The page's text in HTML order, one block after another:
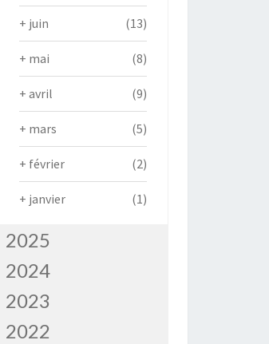
+ juin (13)
+ mai (8)
+ avril (9)
+ mars (5)
+ février (2)
+ janvier (1)
2025
2024
2023
2022